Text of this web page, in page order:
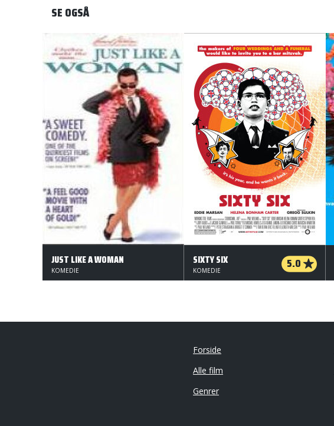
SE OGSÅ
JUST LIKE A WOMAN
KOMEDIE
SIXTY SIX 5.0
KOMEDIE
Forside
Alle film
Genrer